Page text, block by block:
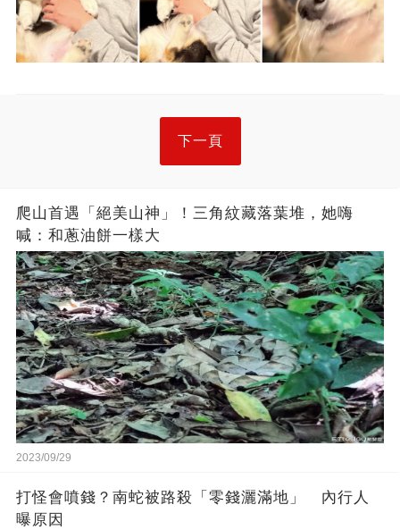
下一頁
爬山首遇「絕美山神」！三角紋藏落葉堆，她嗨
喊：和蔥油餅一樣大
2023/09/29
打怪會噴錢？南蛇被路殺「零錢灑滿地」 內行人
曝原因